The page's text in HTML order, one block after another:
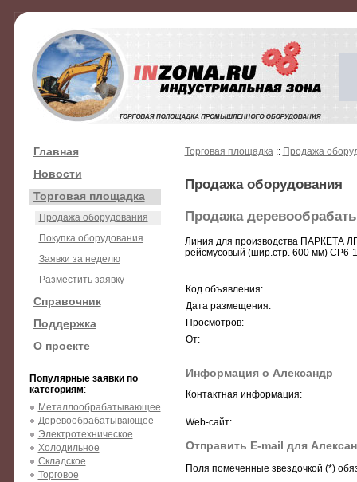
Главная
Новости
Торговая площадка
Продажа оборудования
Покупка оборудования
Заявки за неделю
Разместить заявку
Справочник
Поддержка
О проекте
Популярные заявки по
категориям:
Металлообрабатывающее
Деревообрабатывающее
Электротехническое
Холодильное
Складское
Торговое
Торговая площадка:: Продажа
Продажа оборудования
Продажа
Линия для производства ПАРКЕТА
рейсмусовый (шир.стр. 600 мм) СР6-
Код объявления:
Дата размещения:
Просмотров:
От:
Информация о Александр
Контактная информация:
Web-сайт:
Отправить E-mail для
Поля помеченные звездочкой (*)